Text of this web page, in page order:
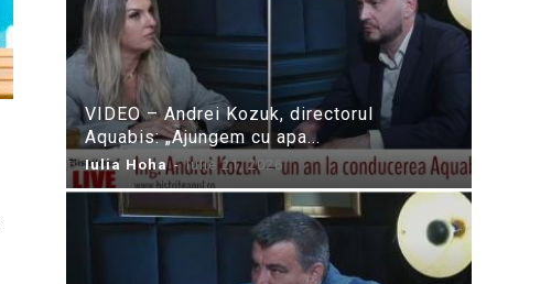
VIDEO – Andrei Kozuk, directorul
Aquabis: „Ajungem cu apa...
Iulia Hoha - iulie 21, 2026